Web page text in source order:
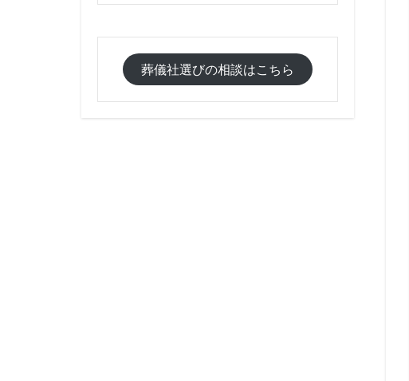
葬儀社選びの相談はこちら